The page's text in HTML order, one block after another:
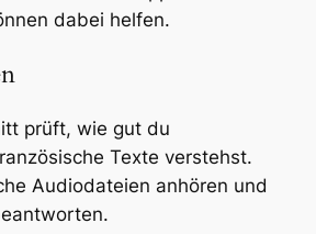
dabei helfen.
prüft, wie gut du
Texte verstehst.
Audiodateien anhören und